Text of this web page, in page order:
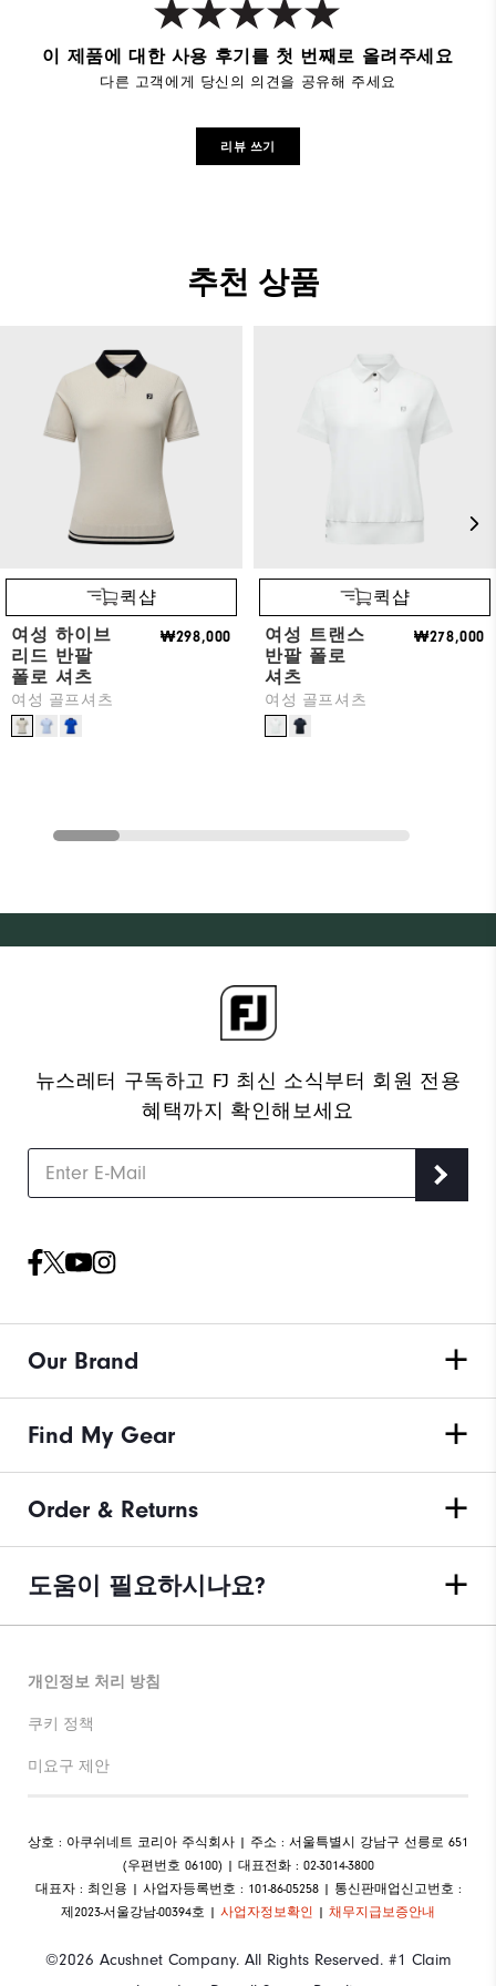
이 제품에 대한 사용 후기를 첫 번째로 올려주세요
다른 고객에게 당신의 의견을 공유해 주세요
리뷰 쓰기
추천 상품
퀵샵
여성 하이브
리드 반팔
폴로 셔츠
여성 골프셔츠
₩298,000
퀵샵
여성 트랜스
반팔 폴로
셔츠
여성 골프셔츠
₩278,000
뉴스레터 구독하고 FJ 최신 소식부터 회원 전용
혜택까지 확인해보세요
Our Brand
Find My Gear
Order & Returns
도움이 필요하시나요?
©2026 Acushnet Company. All Rights Reserved. #1 Claim
개인정보 처리 방침
쿠키 정책
미요구 제안
상호 : 아쿠쉬네트 코리아 주식회사 | 주소 : 서울특별시 강남구 선릉로 651
(우편번호 06100) | 대표전화 : 02-3014-3800
대표자 : 최인용 | 사업자등록번호 : 101-86-05258 | 통신판매업신고번호 :
제2023-서울강남-00394호 | 사업자정보확인 | 채무지급보증안내